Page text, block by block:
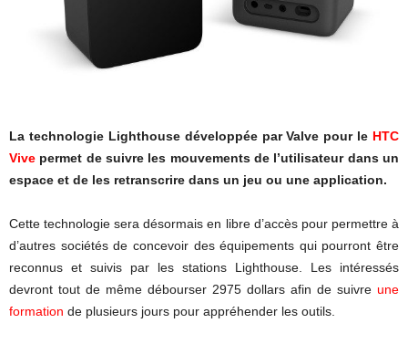
La technologie Lighthouse développée par Valve pour le HTC
Vive permet de suivre les mouvements de l’utilisateur dans un
espace et de les retranscrire dans un jeu ou une application.
Cette technologie sera désormais en libre d’accès pour permettre à
d’autres sociétés de concevoir des équipements qui pourront être
reconnus et suivis par les stations Lighthouse. Les intéressés
devront tout de même débourser 2975 dollars afin de suivre une
formation de plusieurs jours pour appréhender les outils.